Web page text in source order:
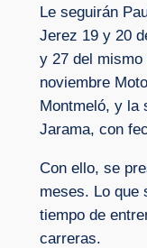
Le seguirán
Jerez 19 y 20
y 27 del
noviembre
Montmeló, y la
Jarama, con
Con ello, se
meses. Lo que
tiempo de
carreras.